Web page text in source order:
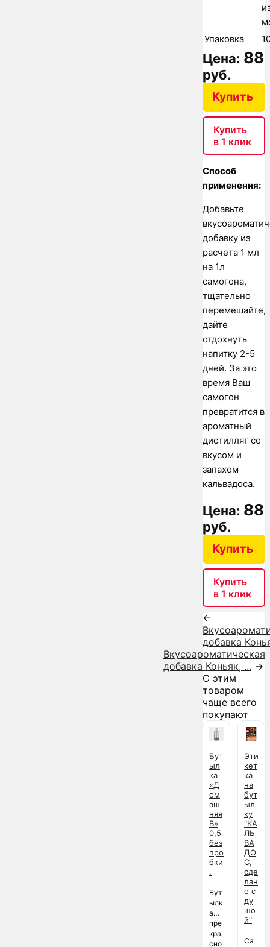
Упаковка
Цена: 88
руб.
Купить
Купить
в 1 клик
Способ
применения:
Добавьте
добавку из
расчета 1 мл
на 1л
самогона,
тщательно
перемешайте,
дайте
отдохнуть
напитку 2-5
дней. За это
время Ваш
самогон
превратится в
ароматный
дистиллят со
вкусом и
запахом
кальвадоса.
Цена: 88
руб.
Купить
Купить
в 1 клик
←
добавка
Вкусоароматическая
добавка Коньяк, ... →
С этим
товаром
чаще всего
покупают
Бут
ыл
ка
«Д
ом
аш
няя
В»
0,5
без
про
бки
.
Бут
ылк
а
пре
кра
сно
Эти
кет
ка
на
бут
ыл
ку
"КА
ЛЬ
ВА
ДО
С,
сде
лан
о с
ду
шо
й"
Са